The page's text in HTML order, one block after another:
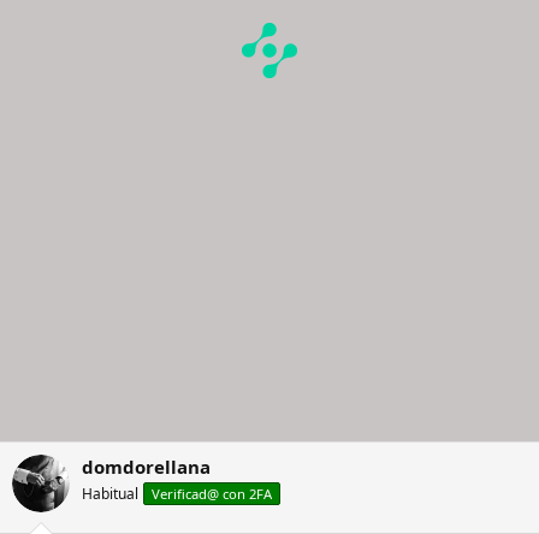
domdorellana
Habitual Verificad@ con 2FA